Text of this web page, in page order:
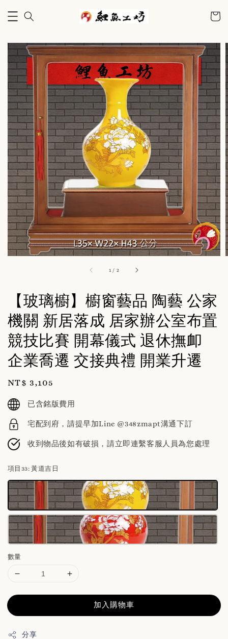
1 / 2
【玻璃櫥】櫥窗藝品 陶藝 公家
機關 新居落成 居家辦公室布置
競技比賽 開幕儀式 退休撫卹
企業喬遷 交接典禮 開業升遷
Regular
price
NT$ 3,105
已含銘版費用
宅配到府，請提早加Line @348zmapt溝通下訂
收到物品後如有破損，請立即連繫客服人員為您處理
項目33: 黃道吉日
數量
加入購物車
分享